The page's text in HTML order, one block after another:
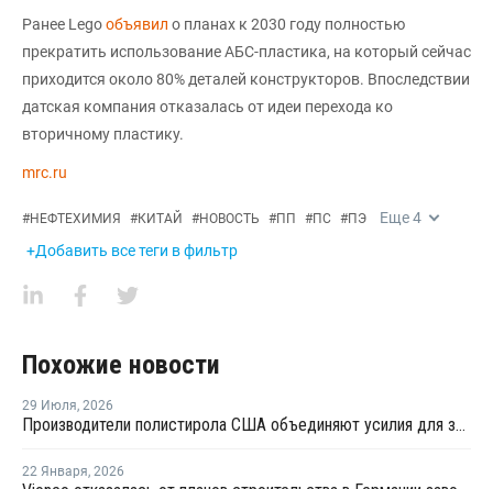
Ранее Legoобъявил о планах к 2030 году полностью
прекратить использование АБС-пластика, на который сейчас
приходится около 80% деталей конструкторов. Впоследствии
датская компания отказалась от идеи перехода ко
вторичному пластику.
mrc.ru
#НЕФТЕХИМИЯ #КИТАЙ #НОВОСТЬ #ПП #ПС #ПЭ Еще4
+Добавить все теги в фильтр
Похожие новости
29 Июля, 2026
Производители полистирола США объединяют усилия для защиты рынка от экологических ограничений
22 Января, 2026